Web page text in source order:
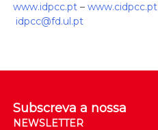
www.idpcc.pt –www.cidpcc.pt
idpcc@fd.ul.pt
Subscreva a nossa
NEWSLETTER